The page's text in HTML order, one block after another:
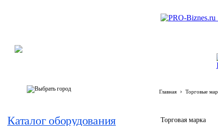
Главная › Торговые
Каталог оборудования
Торговая марка